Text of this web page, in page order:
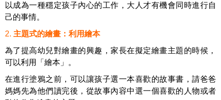
以成為一種穩定孩子內心的工作，大人才有機會同時進行自
己的事情。
2. 主題式的繪畫：利用繪本
為了提高幼兒對繪畫的興趣，家長在擬定繪畫主題的時候，
可以利用「繪本」。
在進行塗鴉之前，可以讓孩子選一本喜歡的故事書，請爸爸
媽媽先為他們讀完後，從故事內容中選一個喜歡的人物或者